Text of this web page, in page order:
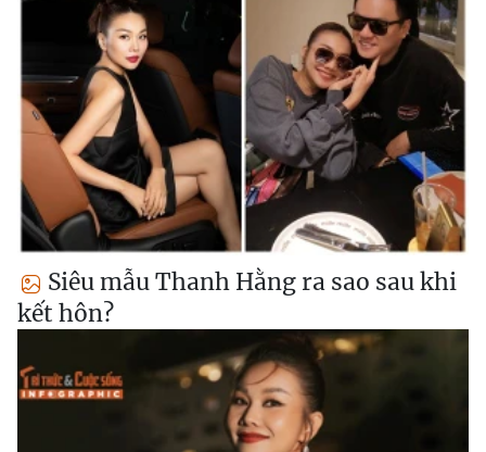
Siêu mẫu Thanh Hằng ra sao sau khi
kết hôn?